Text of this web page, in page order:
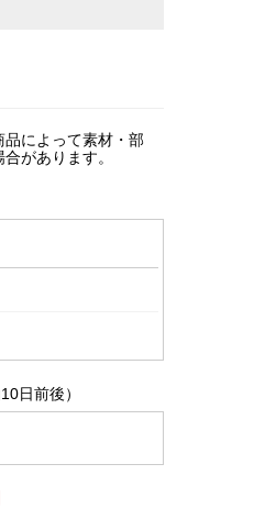
品によって素材・部
があります。
日前後）